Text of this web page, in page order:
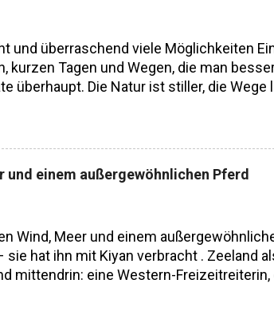
und überraschend viele Möglichkeiten
kurzen Tagen und Wegen, die man
überhaupt. Die Natur ist stiller, die Wege
lange stark saisonal geprägt.
Entscheidung. Dieser Artikel
sich...
und einem außergewöhnlichen Pferd
Wind, Meer und einem
hat ihn mit Kiyan verbracht . Zeeland
mittendrin: eine Western-